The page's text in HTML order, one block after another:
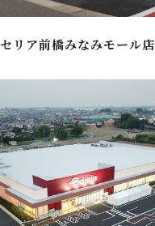
セリア前橋みなみモール店